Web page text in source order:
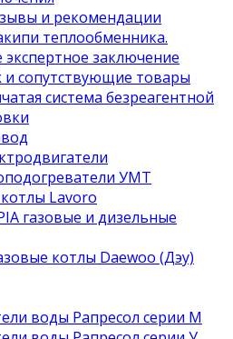
и рекомендации
теплообменника.
заключение
сопутствующие товары
система безреагентной
УМТ
Lavoro
газовые и дизельные
котлы Daewoo (Дэу)
воды Рапресол серии М